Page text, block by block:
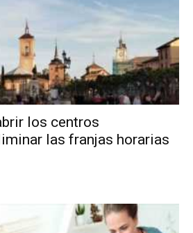
los centros
las franjas horarias